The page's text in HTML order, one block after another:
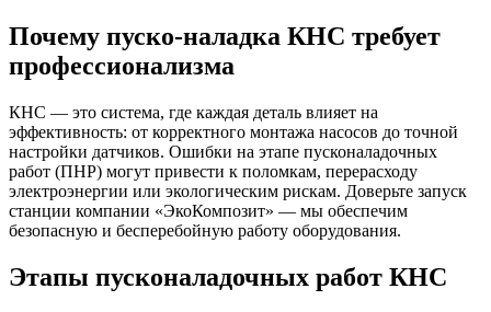
Почему пуско-наладка КНС требует
профессионализма
КНС — это система, где каждая деталь влияет на
эффективность: от корректного монтажа насосов до точной
настройки датчиков. Ошибки на этапе пусконаладочных
работ (ПНР) могут привести к поломкам, перерасходу
электроэнергии или экологическим рискам. Доверьте запуск
станции компании «ЭкоКомпозит» — мы обеспечим
безопасную и бесперебойную работу оборудования.
Этапы пусконаладочных работ КНС